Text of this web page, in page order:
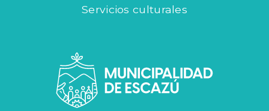
Servicios culturales